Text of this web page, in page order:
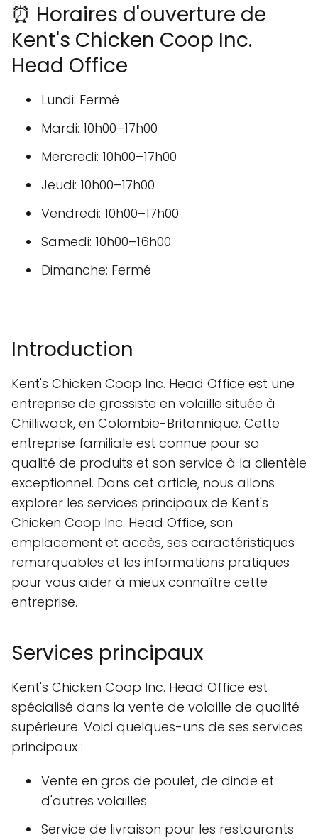
⏰ Horaires d'ouverture de
Kent's Chicken Coop Inc.
Head Office
Lundi: Fermé
Mardi: 10h00–17h00
Mercredi: 10h00–17h00
Jeudi: 10h00–17h00
Vendredi: 10h00–17h00
Samedi: 10h00–16h00
Dimanche: Fermé
Introduction
Kent's Chicken Coop Inc. Head Office est une
entreprise de grossiste en volaille située à
Chilliwack, en Colombie-Britannique. Cette
entreprise familiale est connue pour sa
qualité de produits et son service à la clientèle
exceptionnel. Dans cet article, nous allons
explorer les services principaux de Kent's
Chicken Coop Inc. Head Office, son
emplacement et accès, ses caractéristiques
remarquables et les informations pratiques
pour vous aider à mieux connaître cette
entreprise.
Services principaux
Kent's Chicken Coop Inc. Head Office est
spécialisé dans la vente de volaille de qualité
supérieure. Voici quelques-uns de ses services
principaux :
Vente en gros de poulet, de dinde et
d'autres volailles
Service de livraison pour les restaurants